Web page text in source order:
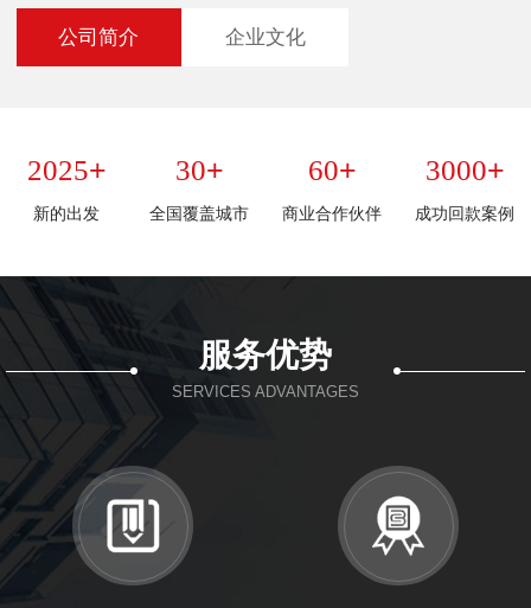
公司简介 企业文化
2025+
新的出发
30+
全国覆盖城市
60+
商业合作伙伴
3000+
成功回款案例
服务优势
SERVICES ADVANTAGES